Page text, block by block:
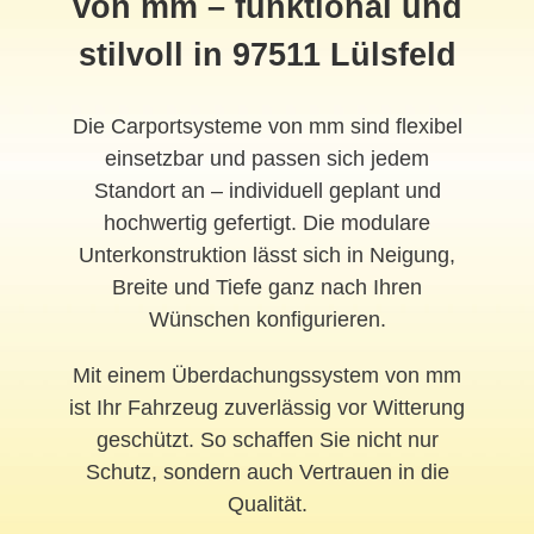
stilvoll in 97511 Lülsfeld
Die Carportsysteme von mm sind flexibel
einsetzbar und passen sich jedem
Standort an – individuell geplant und
hochwertig gefertigt. Die modulare
Unterkonstruktion lässt sich in Neigung,
Breite und Tiefe ganz nach Ihren
Wünschen konfigurieren.
Mit einem Überdachungssystem von mm
ist Ihr Fahrzeug zuverlässig vor Witterung
geschützt. So schaffen Sie nicht nur
Schutz, sondern auch Vertrauen in die
Qualität.